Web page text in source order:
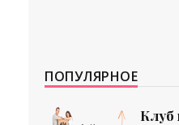
ПОПУЛЯРНОЕ
Клуб